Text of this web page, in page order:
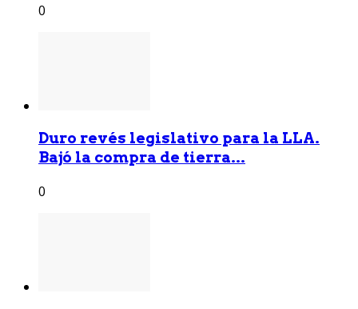
0
Duro revés legislativo para la LLA.
Bajó la compra de tierra...
0